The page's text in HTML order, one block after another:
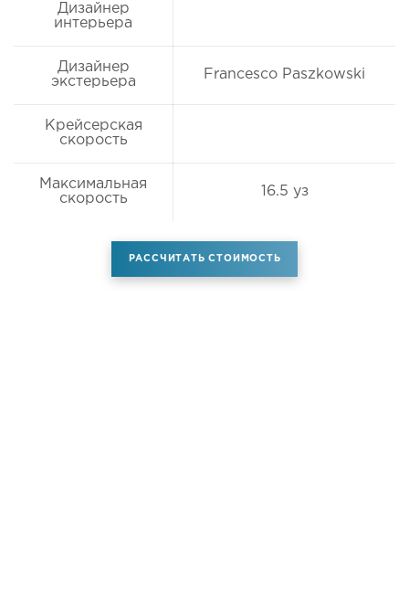
Дизайнер
интерьера
Дизайнер
экстерьера
Francesco Paszkowski
Крейсерская
скорость
Максимальная
скорость
16.5 уз
РАССЧИТАТЬ СТОИМОСТЬ